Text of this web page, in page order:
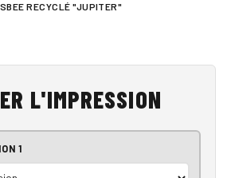
RECYCLÉ "JUPITER"
L'IMPRESSION
1